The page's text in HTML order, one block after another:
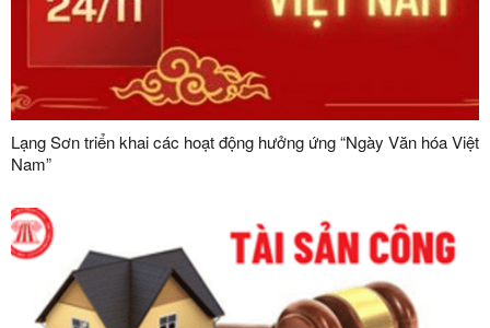
Lạng Sơn triển khai các hoạt động hưởng ứng “Ngày Văn hóa Việt
Nam”